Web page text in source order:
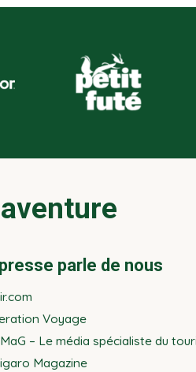
parle de nous
Voyage
– Le média spécialiste du
Magazine